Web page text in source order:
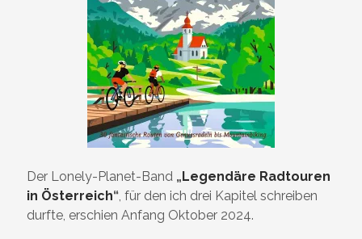
Der Lonely-Planet-Band „Legendäre Radtouren
in Österreich“ , für den ich drei Kapitel schreiben
durfte, erschien Anfang Oktober 2024.